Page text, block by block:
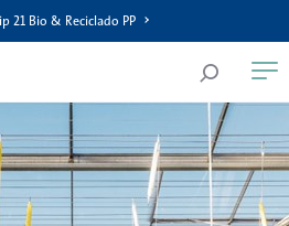
21 Bio & Reciclado PP